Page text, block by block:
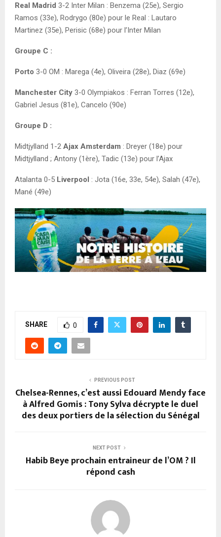
Real Madrid 3-2 Inter Milan : Benzema (25e), Sergio
Ramos (33e), Rodrygo (80e) pour le Real : Lautaro
Martinez (35e), Perisic (68e) pour l’Inter Milan
Groupe C :
Porto 3-0 OM : Marega (4e), Oliveira (28e), Diaz (69e)
Manchester City 3-0 Olympiakos : Ferran Torres (12e),
Gabriel Jesus (81e), Cancelo (90e)
Groupe D :
Midtjylland 1-2 Ajax Amsterdam : Dreyer (18e) pour
Midtjylland ; Antony (1ère), Tadic (13e) pour l’Ajax
Atalanta 0-5 Liverpool : Jota (16e, 33e, 54e), Salah (47e),
Mané (49e)
SHARE 0
PREVIOUS POST
Chelsea-Rennes, c’est aussi Edouard Mendy face
à Alfred Gomis : Tony Sylva décrypte le duel
des deux portiers de la sélection du Sénégal
NEXT POST
Habib Beye prochain entraineur de l’OM ? Il
répond cash